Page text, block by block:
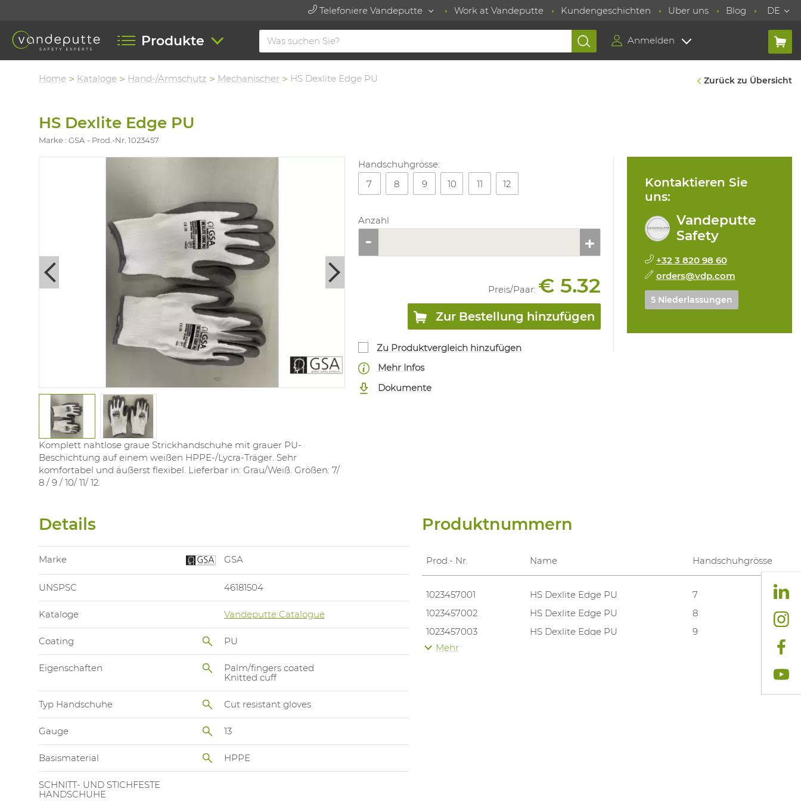
Telefoniere Vandeputte Work at Vandeputte Kundengeschichten Uber uns Blog DE
Produkte Anmelden
Home Kataloge Hand-/Armschutz Mechanischer HS Dexlite Edge PU Zurück zu Übersicht
HS Dexlite Edge PU
Marke : GSA Prod.-Nr. 1023457
Next
Komplett nahtlose graue Strickhandschuhe mit grauer PU-
Beschichtung auf einem weißen HPPE-/Lycra-Träger. Sehr
komfortabel und äußerst flexibel. Lieferbar in: Grau/Weiß. Größen: 7/
8 / 9 / 10/ 11/ 12.
Handschuhgrösse:
7
8 9 10 11 12
Anzahl
Preis/Paar: € 5.32
Zur Bestellung hinzufügen
Zu Produktvergleich hinzufügen
Mehr Infos
Dokumente
Kontaktieren Sie
uns:
Vandeputte
Safety
+32 3 820 98 60
orders@vdp.com
5 Niederlassungen
Details
Marke GSA
UNSPSC 46181504
Kataloge Vandeputte Catalogue
Coating PU
Eigenschaften
Palm/fingers coated
Knitted cuff
Typ Handschuhe Cut resistant gloves
Gauge 13
Basismaterial HPPE
SCHNITT- UND STICHFESTE
HANDSCHUHE
Produktnummern
Prod.- Nr. Name Handschuhgrösse
1023457001 HS Dexlite Edge PU
7
1023457002
HS Dexlite Edge PU
8
1023457003
HS Dexlite Edge PU
9
1023457004
Mehr